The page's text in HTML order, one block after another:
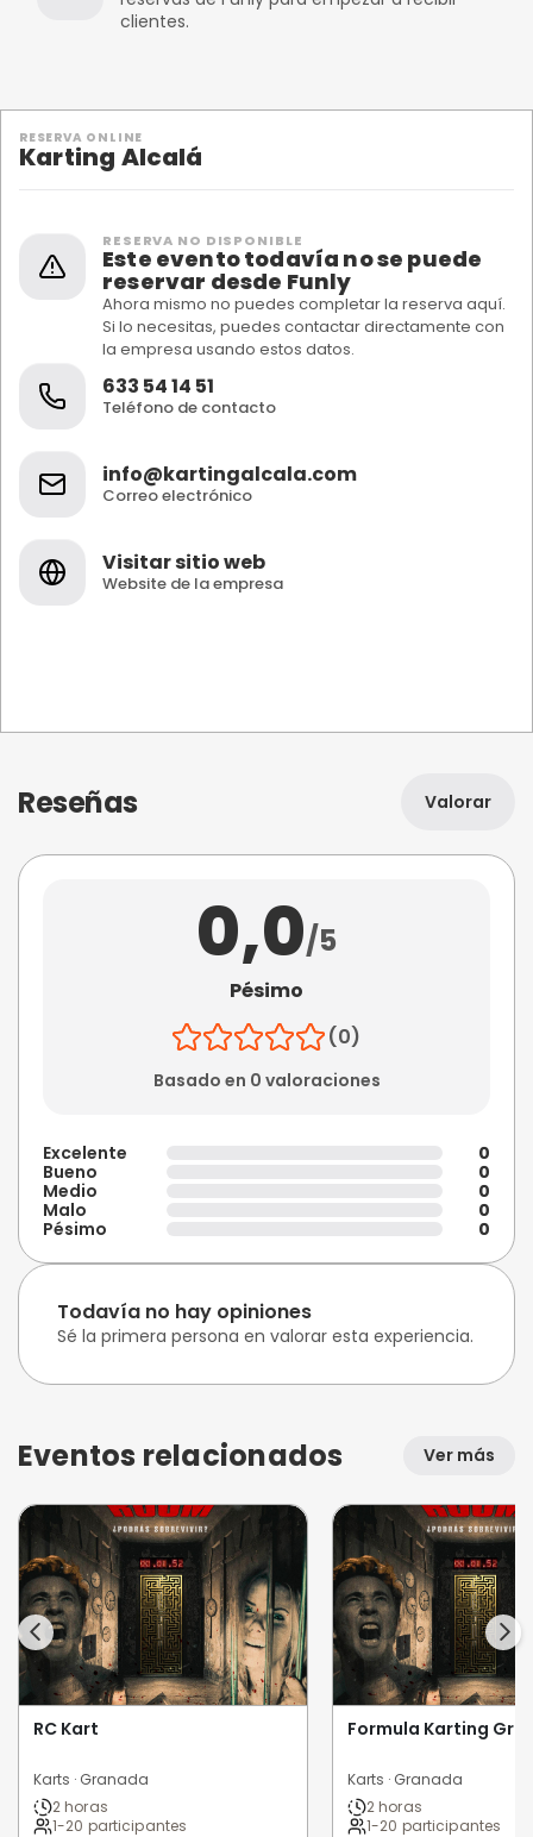
clientes.
RESERVA ONLINE
Karting Alcalá
RESERVA NO DISPONIBLE
Este evento todavía no se puede
reservar desde Funly
Ahora mismo no puedes completar la reserva aquí.
Si lo necesitas, puedes contactar directamente con
la empresa usando estos datos.
633 54 14 51
Teléfono de contacto
info@kartingalcala.com
Correo electrónico
Visitar sitio web
Website de la empresa
Reseñas Valorar
0,0/5
Pésimo
(0)
Basado en 0 valoraciones
Excelente
0
Bueno
0
Medio
0
Malo
0
Pésimo
0
Todavía no hay opiniones
Sé la primera persona en valorar esta experiencia.
Eventos relacionados Ver más
RC Kart
Karts · Granada
2 horas
1-20 participantes
Formula Karting
Karts · Granada
2 horas
1-20 participantes